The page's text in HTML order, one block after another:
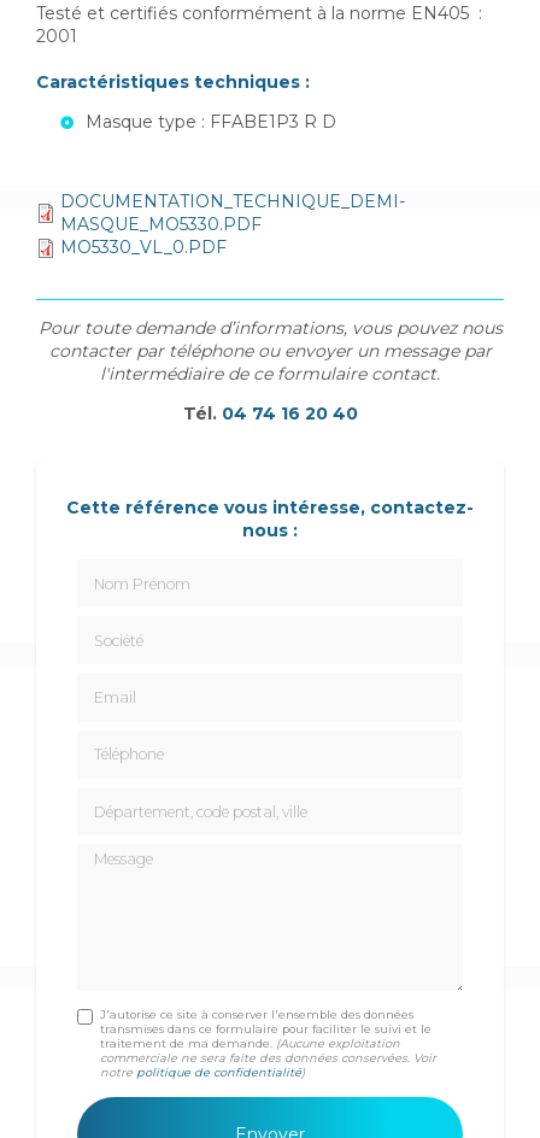
Pour toute demande d’informations, vous pouvez nous
contacter par téléphone ou envoyer un message par
l'intermédiaire de ce formulaire contact.
Tél. 04 74 16 20 40
Testé et certifiés conformément à la norme EN405 :
2001
Caractéristiques techniques :
Masque type : FFABE1P3 R D
DOCUMENTATION_TECHNIQUE_DEMI-
MASQUE_MO5330.PDF
MO5330_VL_0.PDF
Cette référence vous intéresse, contactez-
nous :
Message
J'autorise ce site à conserver l'ensemble des données
transmises dans ce formulaire pour faciliter le suivi et le
traitement de ma demande. (Aucune exploitation
commerciale ne sera faite des données conservées. Voir
notre politique de confidentialité)